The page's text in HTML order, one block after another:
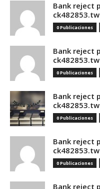
Bank reject
0 Publicaciones
Bank reject
0 Publicaciones
Bank reject
0 Publicaciones
Bank reject
0 Publicaciones
Bank reject